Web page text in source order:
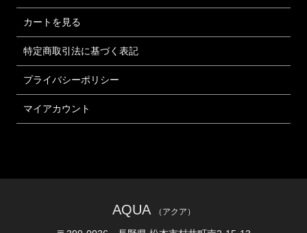
カートを見る
特定商取引法に基づく表記
プライバシーポリシー
マイアカウント
AQUA （アクア）